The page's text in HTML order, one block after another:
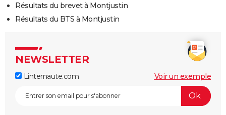
Résultats du brevet à Montjustin
Résultats du BTS à Montjustin
NEWSLETTER
Linternaute.com Voir un exemple